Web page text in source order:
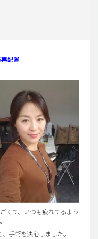
配置
くて、いつも疲れてるよう
手術を決心しました。